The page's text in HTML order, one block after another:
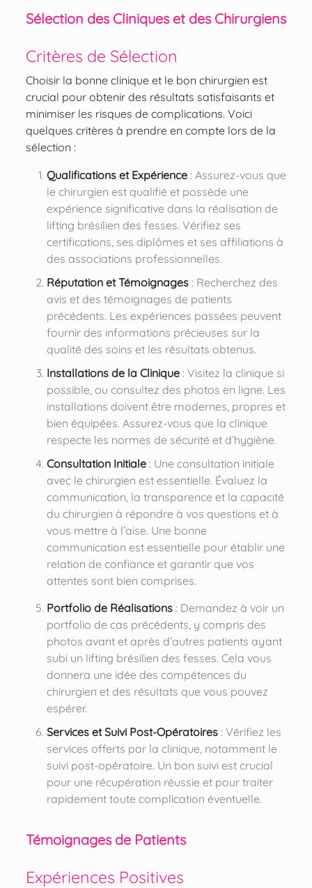
Sélection des Cliniques et des Chirurgiens
Critères de Sélection
Choisir la bonne clinique et le bon chirurgien est
crucial pour obtenir des résultats satisfaisants et
minimiser les risques de complications. Voici
quelques critères à prendre en compte lors de la
sélection :
Qualifications et Expérience: Assurez-vous que
le chirurgien est qualifié et possède une
expérience significative dans la réalisation de
lifting brésilien des fesses. Vérifiez ses
certifications, ses diplômes et ses affiliations à
des associations professionnelles.
Réputation et Témoignages: Recherchez des
avis et des témoignages de patients
précédents. Les expériences passées peuvent
fournir des informations précieuses sur la
qualité des soins et les résultats obtenus.
Installations de la Clinique: Visitez la clinique si
possible, ou consultez des photos en ligne. Les
installations doivent être modernes, propres et
bien équipées. Assurez-vous que la clinique
respecte les normes de sécurité et d’hygiène.
Consultation Initiale: Une consultation initiale
avec le chirurgien est essentielle. Évaluez la
communication, la transparence et la capacité
du chirurgien à répondre à vos questions et à
vous mettre à l’aise. Une bonne
communication est essentielle pour établir une
relation de confiance et garantir que vos
attentes sont bien comprises.
Portfolio de Réalisations: Demandez à voir un
portfolio de cas précédents, y compris des
photos avant et après d’autres patients ayant
subi un lifting brésilien des fesses. Cela vous
donnera une idée des compétences du
chirurgien et des résultats que vous pouvez
espérer.
Services et Suivi Post-Opératoires: Vérifiez les
services offerts par la clinique, notamment le
suivi post-opératoire. Un bon suivi est crucial
pour une récupération réussie et pour traiter
rapidement toute complication éventuelle.
Témoignages de Patients
Expériences Positives